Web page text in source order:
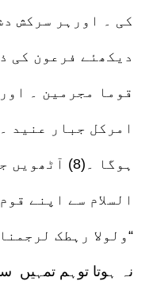
کی ۔ اورہر سرکش
دیکھئے فرعون کی
قوما مجرمین ۔
امرکل جبار عنید
ہوگا ۔(8)
السلام سے اپنے